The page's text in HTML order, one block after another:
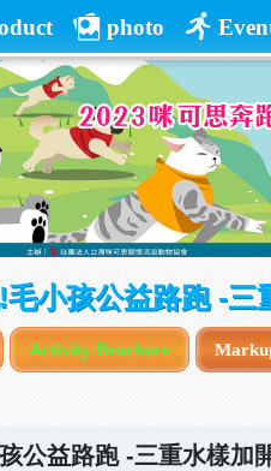
photo
小孩公益路跑 -三
Activity Brochure
公益路跑-三重水樣加